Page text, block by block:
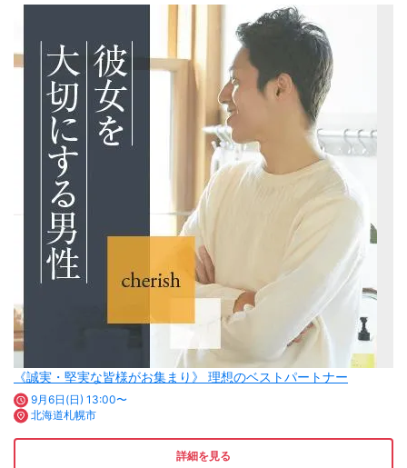
《誠実・堅実な皆様がお集まり》 理想のベストパートナー
9月6日(日) 13:00〜
北海道札幌市
詳細を見る